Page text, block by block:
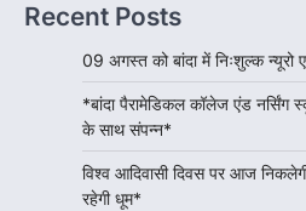
Recent Posts
09 अगस्त को बांदा में निःशुल्क न्यूरो
*बांदा पैरामेडिकल कॉलेज एंड नर्सिंग
के साथ संपन्न*
विश्व आदिवासी दिवस पर आज
रहेगी धूम*